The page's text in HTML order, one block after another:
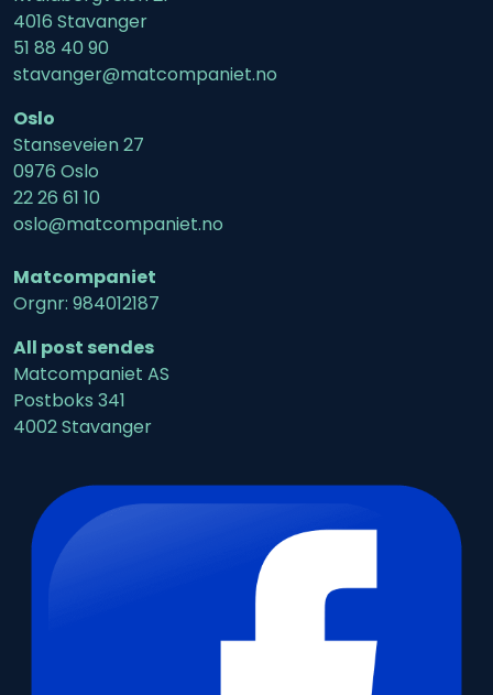
4016 Stavanger
51 88 40 90
stavanger@matcompaniet.no
Oslo
Stanseveien 27
0976 Oslo
22 26 61 10
oslo@matcompaniet.no
Matcompaniet
Orgnr: 984012187
All post sendes
Matcompaniet AS
Postboks 341
4002 Stavanger